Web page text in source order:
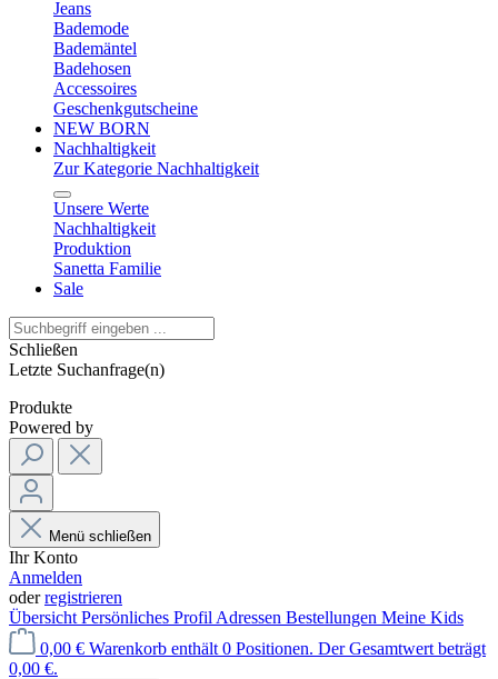
Jeans
Bademode
Bademäntel
Badehosen
Accessoires
Geschenkgutscheine
NEW BORN
Nachhaltigkeit
Zur Kategorie Nachhaltigkeit
Unsere Werte
Nachhaltigkeit
Produktion
Sanetta Familie
Sale
Schließen
Letzte Suchanfrage(n)
Produkte
Powered by
Menü schließen
Ihr Konto
Anmelden
oderregistrieren
Übersicht Persönliches Profil Adressen Bestellungen Meine Kids
0,00 € Warenkorb enthält 0 Positionen. Der Gesamtwert beträgt
0,00 €.